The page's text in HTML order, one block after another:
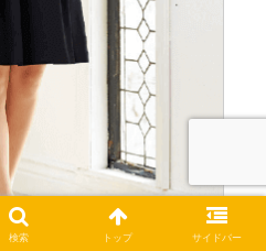
検索 トップ サイドバー